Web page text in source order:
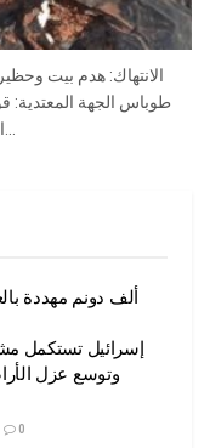
الانتهاك: هدم بيت
طوباس الجهة المعتدية:
إسرائيل تستكمل
وتوسع عزل
0